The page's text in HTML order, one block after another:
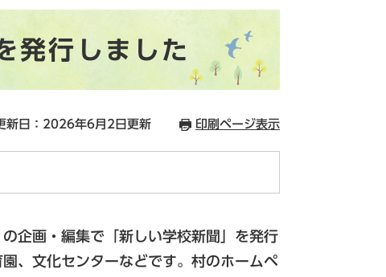
発行しました
新日：2026年6月2日更新 印刷ページ表示
企画・編集で「新しい学校新聞」を発行
、文化センターなどです。村のホームペ